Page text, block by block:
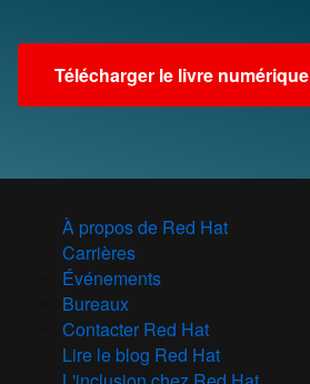
Télécharger le livre numérique
À propos de Red Hat
Carrières
Événements
Bureaux
Contacter Red Hat
Lire le blog Red Hat